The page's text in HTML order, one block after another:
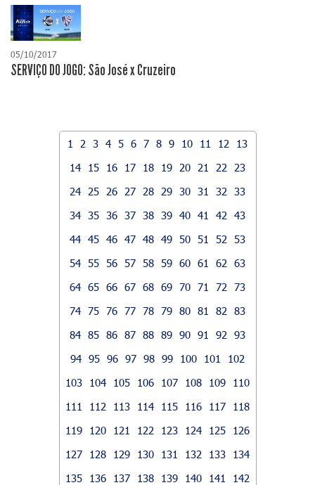
05/10/2017
SERVIÇO DO JOGO: São José x Cruzeiro
1 2 3 4 5 6 7 8 9 10 11 12
13
14
15 16 17 18 19 20 21 22
23
24
25 26 27 28 29 30 31 32
33
34 35 36 37 38 39 40 41 42
43
44 45 46 47 48 49 50 51 52
53
54 55 56 57 58 59 60 61 62
63
64 65 66 67 68 69 70 71 72
73
74 75 76 77 78 79 80 81 82
83
84 85 86 87 88 89 90 91 92
93
94 95 96 97 98 99 100 101
102
103
104 105 106 107 108 109
110
111
112 113 114 115 116 117
118
119
120 121 122 123 124 125
126
127
128 129 130 131 132 133
134
135
136 137 138 139 140 141
142